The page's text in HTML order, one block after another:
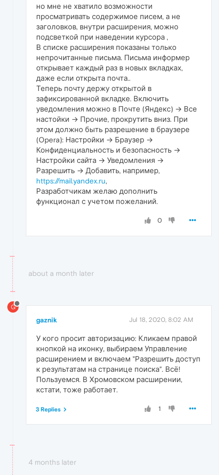
но мне не хватило возможности
просматривать содержимое писем, а не
заголовков, внутри расширения, можно
подсветкой при наведении курсора ,
В списке расширения показаны только
непрочитанные письма. Письма информер
открывает каждый раз в новых вкладках,
даже если открыта почта..
Теперь почту держу открытой в
зафиксированной вкладке. Включить
уведомления можно в Почте (Яндекс) → Все
настойки → Прочие, прокрутить вниз. При
этом должно быть разрешение в браузере
(Opera): Настройки → Браузер →
Конфиденциальность и безопасность →
Настройки сайта → Уведомления →
Разрешить → Добавить, например,
https://mail.yandex.ru,
Разработчикам желаю дополнить
функционал с учетом пожеланий.
0
about a month later
G
gaznik Jul 18, 2020, 8:02 AM
У кого просит авторизацию: Кликаем правой
кнопкой на иконку, выбираем Управление
расширением и включаем "Разрешить доступ
к результатам на странице поиска". Всё!
Пользуемся. В Хромовском расширении,
кстати, тоже работает.
1
3 Replies
4 months later